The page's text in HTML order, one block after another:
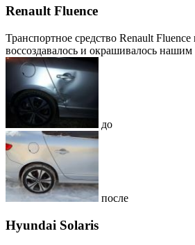
Renault Fluence
Транспортное средство Renault
воссоздавалось и окрашивалось нашим
до
после
Hyundai Solaris